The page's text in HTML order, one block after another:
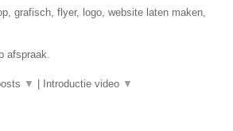
grafisch, flyer, logo, website laten maken,
afspraak.
▼ | Introductie video ▼